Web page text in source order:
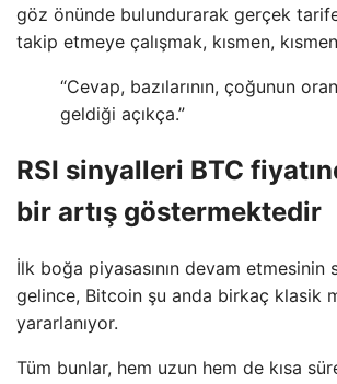
göz önünde bulundurarak gerçek tarife
takip etmeye çalışmak, kısmen,
“Cevap, bazılarının, çoğunun
geldiği açıkça.”
RSI sinyalleri BTC
bir artış göstermektedir
İlk boğa piyasasının devam etmesinin
gelince, Bitcoin şu anda birkaç klasik
yararlanıyor.
Tüm bunlar, hem uzun hem de kısa